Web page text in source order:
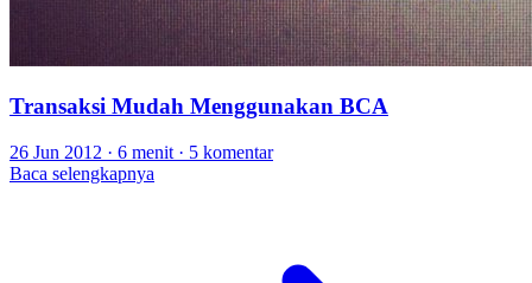
Transaksi Mudah Menggunakan BCA
26 Jun 2012 · 6 menit · 5 komentar
Baca selengkapnya